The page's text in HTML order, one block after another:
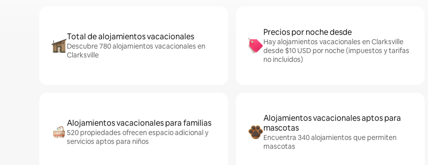
Total de alojamientos vacacionales
Descubre 780 alojamientos vacacionales en
Clarksville
Precios por noche desde
Hay alojamientos vacacionales en Clarksville
desde $10 USD por noche (impuestos y tarifas
no incluidos)
Alojamientos vacacionales para familias
520 propiedades ofrecen espacio adicional y
servicios aptos para niños
Alojamientos vacacionales aptos para
mascotas
Encuentra 340 alojamientos que permiten
mascotas